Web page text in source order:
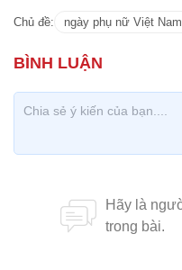
Chủ đề: ngày phụ nữ Việt Nam